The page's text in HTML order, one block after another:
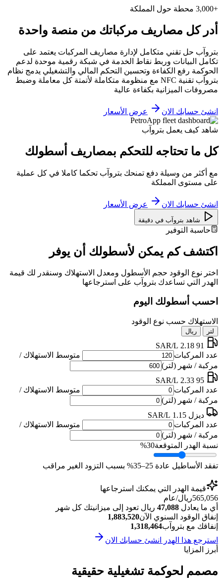
+3,000 محطة حول المملكة
أدر كل مصاريف مركباتك من منصة واحدة
بتروآب حل تقني متكامل لإدارة مصاريف المركبات يعتمد على
تكامل البيانات وربط نقاط الخدمة في شبكة رقمية موحدة لدعم
الحوكمة رفع الكفاءة وتحسين التحكم المالي والتشغيلي يدمج نظام
بتروآب تقنية NFC مع منظومة متكاملة لأتمتة كل معاملة وضبط
مصروفات الميزانية بكفاءة عالية
انشئ حسابك الان عرض الأسعار
شاهد كيف يعمل بتروآب
كل ما تحتاجه للتحكم بمصاريف أسطولك
مع أكثر من وسيلة دفع تمنحك بتروآب تحكما كاملا في كل عملية
على مستوى المملكة
انشئ حسابك الان عرض الأسعار
شاهد بتروآب في دقيقة
حاسبة التوفير
اكتشف كم يمكن لأسطولك أن يوفر
اختر نوع الوقود حجم الأسطول ومعدل الاستهلاك وسنقدر لك قيمة
الهدر التي تساعدك بتروآب على استرجاعها
احسب أسطولك اليوم
الاستهلاك حسب نوع الوقود
لتر ريال
91
2.18 SAR/L
عدد المركبات
متوسط الاستهلاك /
مركبة / شهر (لتر)
95
2.33 SAR/L
عدد المركبات
متوسط الاستهلاك /
مركبة / شهر (لتر)
ديزل 1.15 SAR/L
عدد المركبات
متوسط الاستهلاك /
مركبة / شهر (لتر)
نسبة الهدر المتوقعة30%
تفقد الأساطيل عادة 25–35% بسبب التزود الغير مراقب
قيمة الهدر التي يمكنك استرجاعها
565,056ريال/عام
أي ما يعادل 47,088 ريال تعود إلى ميزانيتك كل شهر
إنفاق الوقود السنوي الآن1,883,520
إنفاقك مع بتروآب1,318,464
استرجع هذا الهدر انشئ حسابك الان
أبرز المزايا
مصمم لحوكمة تشغيلية حقيقية